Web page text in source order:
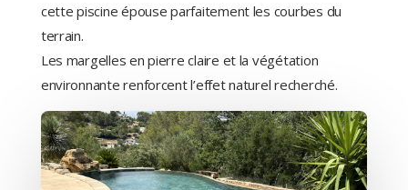
cette piscine épouse parfaitement les courbes du
terrain.
Les margelles en pierre claire et la végétation
environnante renforcent l’effet naturel recherché.